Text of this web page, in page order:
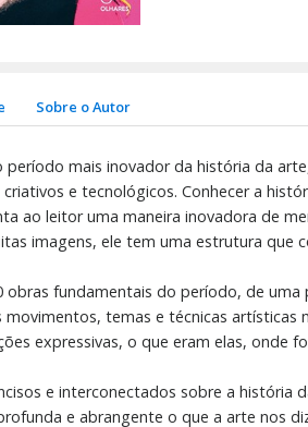
Sobre o Autor
período mais inovador da história da
e tecnológicos. Conhecer a
ao leitor uma maneira inovadora de
imagens, ele tem uma estrutura que
fundamentais do período, de uma
movimentos, temas e técnicas
expressivas, o que eram elas, onde
e interconectados sobre a
e abrangente o que a arte nos